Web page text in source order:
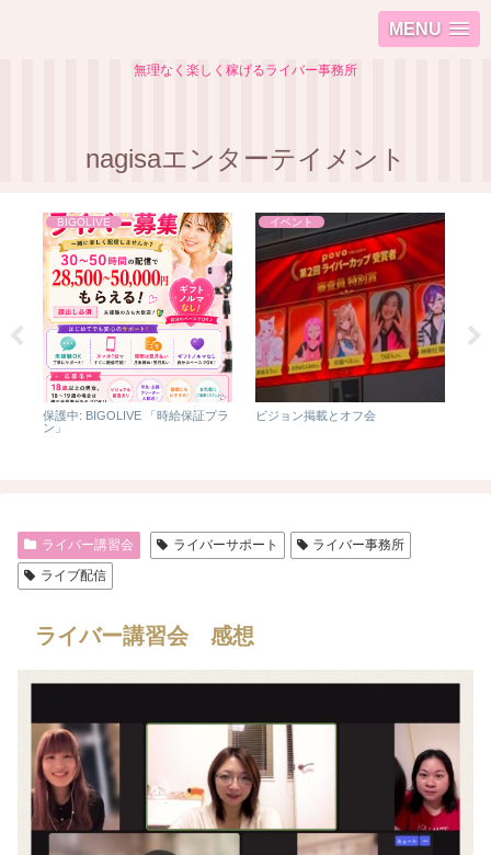
MENU
無理なく楽しく稼げるライバー事務所
nagisaエンターテイメント
BIGOLIVE
保護中: BIGOLIVE 「時給保証プラ
ン」
イベント
ビジョン掲載とオフ会
ライバー講習会 ライバーサポート
ライバー事務所
ライブ配信
ライバー講習会 感想